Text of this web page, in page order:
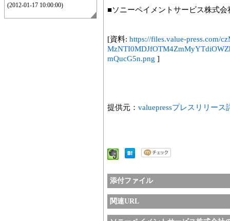
(2012-01-17 10:00:00)
■ソニーペイメントサービス株式会
[資料: https://files.value-press.com/
mQucG5n.png ]
提供元： valuepressプレスリリース
添付ファイル
関連URL